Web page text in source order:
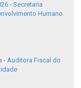
- Secretaria
Humano.
- Auditora Fiscal do